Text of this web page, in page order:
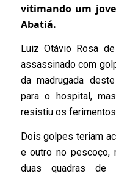
vitimando um
Abatiá.
Luiz Otávio Rosa
assassinado com
da madrugada
para o hospital,
resistiu os
Dois golpes teriam
e outro no pescoço,
duas quadras de